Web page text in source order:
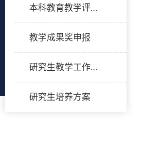
本科教育教学评...
教学成果奖申报
研究生教学工作...
研究生培养方案